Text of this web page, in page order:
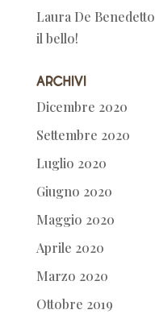
Laura De Benedetto
il bello!
Archivi
Dicembre 2020
Settembre 2020
Luglio 2020
Giugno 2020
Maggio 2020
Aprile 2020
Marzo 2020
Ottobre 2019